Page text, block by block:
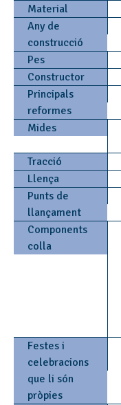
Material
Any de
construcció
Pes
Constructor
Principals
reformes
Mides
Tracció
Llença
Punts de
llançament
Components
colla
Festes i
celebracions
que li són
pròpies